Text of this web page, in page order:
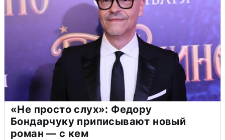
«Не просто слух»: Федору
Бондарчуку приписывают новый
роман — с кем